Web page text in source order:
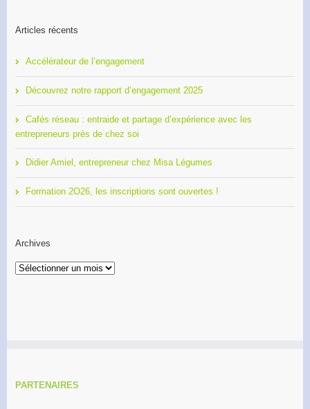
Articles récents
Accélérateur de l’engagement
Découvrez notre rapport d’engagement 2025
Cafés réseau : entraide et partage d’expérience avec les
entrepreneurs près de chez soi
Didier Amiel, entrepreneur chez Misa Légumes
Formation 2O26, les inscriptions sont ouvertes !
Archives
Archives
PARTENAIRES